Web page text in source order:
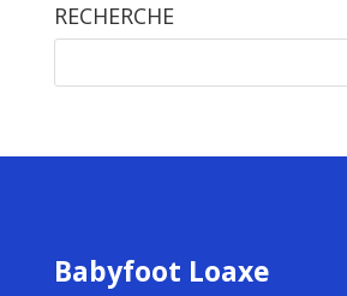
RECHERCHE
Babyfoot Loaxe